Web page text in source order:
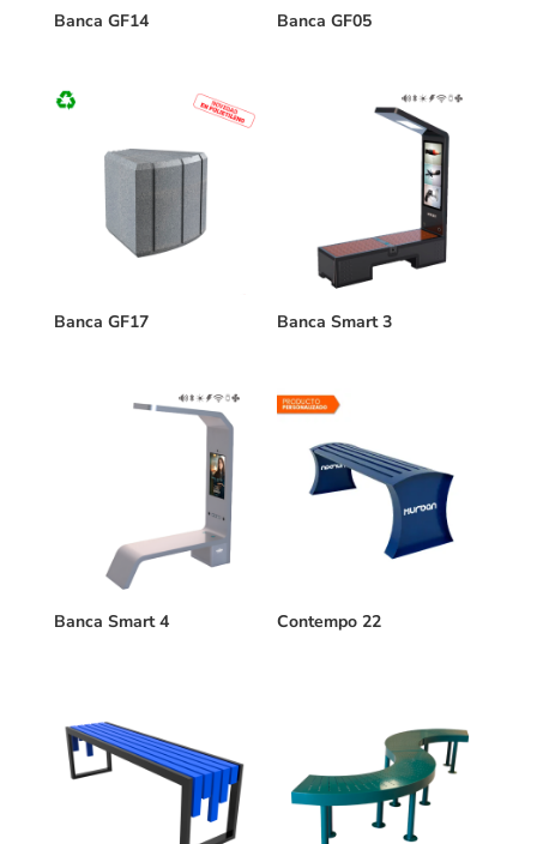
Banca GF14 Banca GF05
Banca GF17 Banca Smart 3
Banca Smart 4 Contempo 22